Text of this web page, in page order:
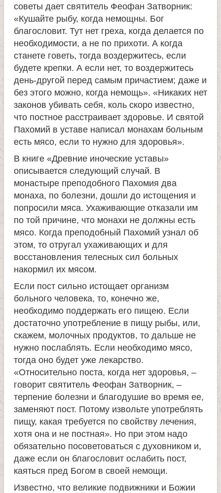
л
я
П
н
л
и
м
о
н
а
а
советы дает святитель Феофан Затворник:
«Кушайте рыбу, когда немощны. Бог
благословит. Тут нет греха, когда делается по
необходимости, а не по прихоти. А когда
станете говеть, тогда воздержитесь, если
будете крепки. А если нет, то воздержитесь
день-другой перед самым причастием; даже и
без этого можно, когда немощь». «Никаких нет
законов убивать себя, коль скоро известно,
что постное расстраивает здоровье. И святой
Пахомий в уставе написал монахам больным
есть мясо, если то нужно для здоровья».
В книге «Древние иноческие уставы»
описывается следующий случай. В
монастыре преподобного Пахомия два
монаха, по болезни, дошли до истощения и
попросили мяса. Ухаживающие отказали им
по той причине, что монахи не должны есть
мясо. Когда преподобный Пахомий узнал об
этом, то отругал ухаживающих и для
восстановления телесных сил больных
накормил их мясом.
Если пост сильно истощает организм
больного человека, то, конечно же,
необходимо поддержать его пищею. Если
достаточно употребление в пищу рыбы, или,
скажем, молочных продуктов, то дальше не
нужно послаблять. Если необходимо мясо,
тогда оно будет уже лекарство.
«Относительно поста, когда нет здоровья, –
говорит святитель Феофан Затворник, –
терпение болезни и благодушие во время ее,
заменяют пост. Потому извольте употреблять
пищу, какая требуется по свойству лечения,
хотя она и не постная». Но при этом надо
обязательно посоветоваться с духовником и,
даже если он благословит ослабить пост,
каяться пред Богом в своей немощи.
Известно, что великие подвижники и Божии